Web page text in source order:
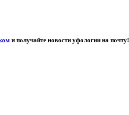
и получайте новости уфологии на почту!